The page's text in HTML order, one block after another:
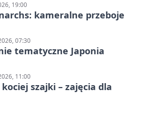
19:00
kameralne przeboje
07:30
tematyczne Japonia
11:00
szajki – zajęcia dla